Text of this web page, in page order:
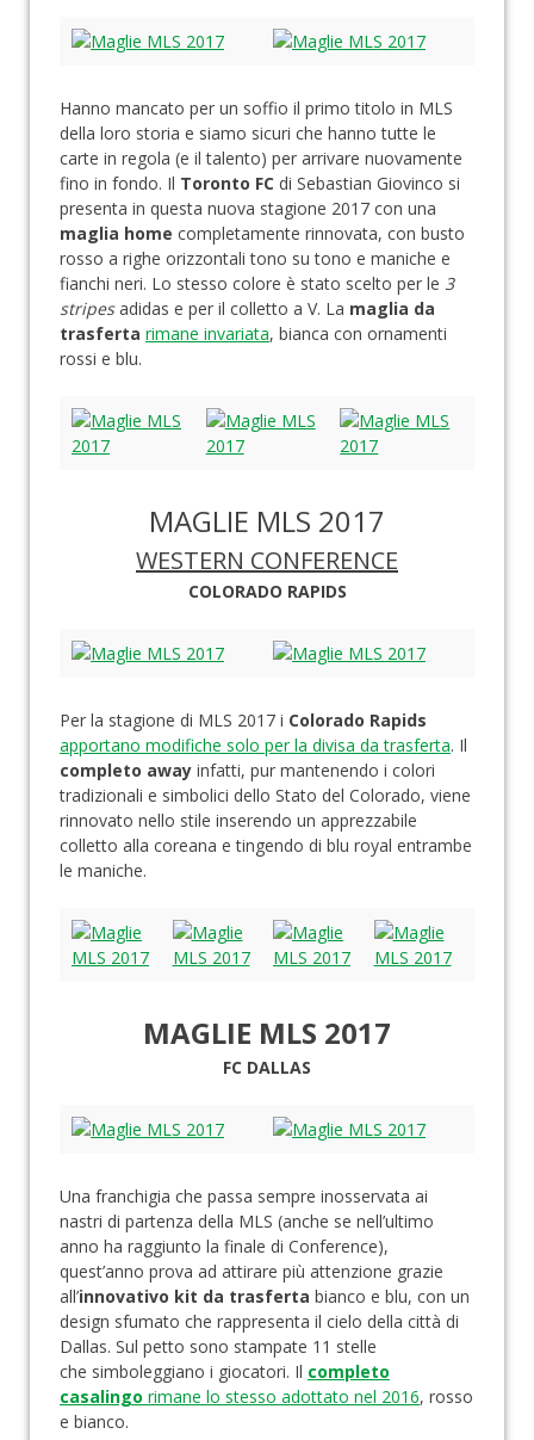
Hanno mancato per un soffio il primo titolo in MLS
della loro storia e siamo sicuri che hanno tutte le
carte in regola (e il talento) per arrivare nuovamente
fino in fondo. Il Toronto FC di Sebastian Giovinco si
presenta in questa nuova stagione 2017 con una
maglia home completamente rinnovata, con busto
rosso a righe orizzontali tono su tono e maniche e
fianchi neri. Lo stesso colore è stato scelto per le 3
stripesadidas e per il colletto a V. La maglia da
trasferta rimane invariata, bianca con ornamenti
rossi e blu.
MAGLIE MLS 2017
WESTERN CONFERENCE
COLORADO RAPIDS
Per la stagione di MLS 2017 i Colorado Rapids
apportano modifiche solo per la divisa da trasferta. Il
completo away infatti, pur mantenendo i colori
tradizionali e simbolici dello Stato del Colorado, viene
rinnovato nello stile inserendo un apprezzabile
colletto alla coreana e tingendo di blu royal entrambe
le maniche.
MAGLIE MLS 2017
FC DALLAS
Una franchigia che passa sempre inosservata ai
nastri di partenza della MLS (anche se nell’ultimo
anno ha raggiunto la finale di Conference),
quest’anno prova ad attirare più attenzione grazie
all’innovativo kit da trasferta bianco e blu, con un
design sfumato che rappresenta il cielo della città di
Dallas. Sul petto sono stampate 11 stelle
che simboleggiano i giocatori. Il completo
casalingo rimane lo stesso adottato nel 2016, rosso
e bianco.